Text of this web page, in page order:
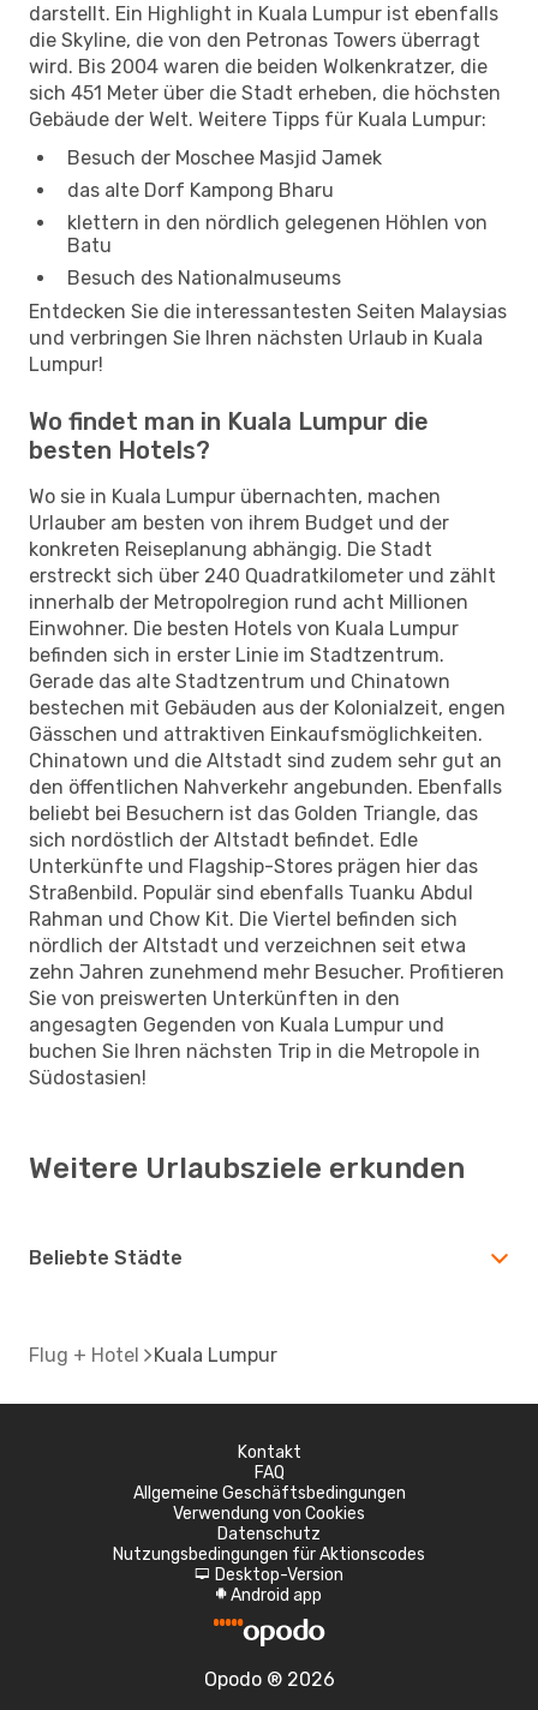
darstellt. Ein Highlight in Kuala Lumpur ist ebenfalls
die Skyline, die von den Petronas Towers überragt
wird. Bis 2004 waren die beiden Wolkenkratzer, die
sich 451 Meter über die Stadt erheben, die höchsten
Gebäude der Welt. Weitere Tipps für Kuala Lumpur:
Besuch der Moschee Masjid Jamek
das alte Dorf Kampong Bharu
klettern in den nördlich gelegenen Höhlen von
Batu
Besuch des Nationalmuseums
Entdecken Sie die interessantesten Seiten Malaysias
und verbringen Sie Ihren nächsten Urlaub in Kuala
Lumpur!
Wo findet man in Kuala Lumpur die
besten Hotels?
Wo sie in Kuala Lumpur übernachten, machen
Urlauber am besten von ihrem Budget und der
konkreten Reiseplanung abhängig. Die Stadt
erstreckt sich über 240 Quadratkilometer und zählt
innerhalb der Metropolregion rund acht Millionen
Einwohner. Die besten Hotels von Kuala Lumpur
befinden sich in erster Linie im Stadtzentrum.
Gerade das alte Stadtzentrum und Chinatown
bestechen mit Gebäuden aus der Kolonialzeit, engen
Gässchen und attraktiven Einkaufsmöglichkeiten.
Chinatown und die Altstadt sind zudem sehr gut an
den öffentlichen Nahverkehr angebunden. Ebenfalls
beliebt bei Besuchern ist das Golden Triangle, das
sich nordöstlich der Altstadt befindet. Edle
Unterkünfte und Flagship-Stores prägen hier das
Straßenbild. Populär sind ebenfalls Tuanku Abdul
Rahman und Chow Kit. Die Viertel befinden sich
nördlich der Altstadt und verzeichnen seit etwa
zehn Jahren zunehmend mehr Besucher. Profitieren
Sie von preiswerten Unterkünften in den
angesagten Gegenden von Kuala Lumpur und
buchen Sie Ihren nächsten Trip in die Metropole in
Südostasien!
Weitere Urlaubsziele erkunden
Beliebte Städte
Flug + Hotel Kuala Lumpur
Kontakt
FAQ
Allgemeine Geschäftsbedingungen
Verwendung von Cookies
Datenschutz
Nutzungsbedingungen für Aktionscodes
d Desktop-Version
A Android app
Opodo ® 2026